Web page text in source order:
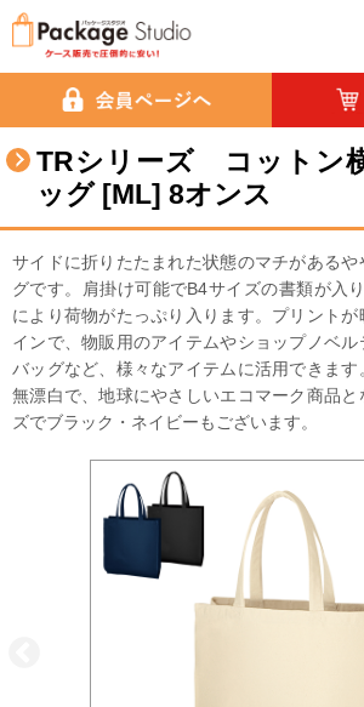
TRシリーズ コットン
ッグ [ML] 8オンス
サイドに折りたたまれた状態のマチがあるや
グです。肩掛け可能でB4サイズの書類が入
により荷物がたっぷり入ります。プリント
インで、物販用のアイテムやショップノベ
バッグなど、様々なアイテムに活用できま
無漂白で、地球にやさしいエコマーク商品と
ズでブラック・ネイビーもございます。